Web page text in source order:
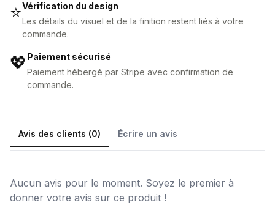
⭐Vérification du design
Les détails du visuel et de la finition restent liés à votre
commande.
💖 Paiement sécurisé
Paiement hébergé par Stripe avec confirmation de
commande.
Avis des clients (0) Écrire un avis
Aucun avis pour le moment. Soyez le premier à
donner votre avis sur ce produit !